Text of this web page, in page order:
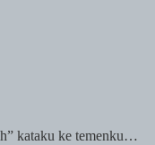
kataku ke temenku…